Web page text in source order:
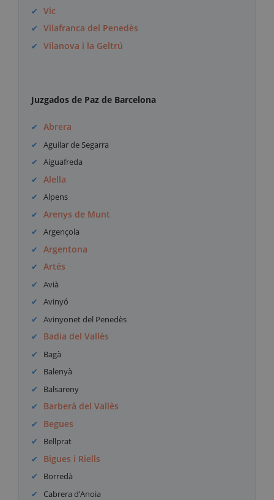
Vic
Vilafranca del Penedès
Vilanova i la Geltrú
Juzgados de Paz de Barcelona
Abrera
Aguilar de Segarra
Aiguafreda
Alella
Alpens
Arenys de Munt
Argençola
Argentona
Artés
Avià
Avinyó
Avinyonet del Penedès
Badia del Vallès
Bagà
Balenyà
Balsareny
Barberà del Vallès
Begues
Bellprat
Bigues i Riells
Borredà
Cabrera d’Anoia